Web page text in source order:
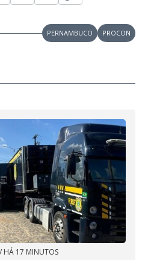
PERNAMBUCO PROCON
/ HÁ 17 MINUTOS